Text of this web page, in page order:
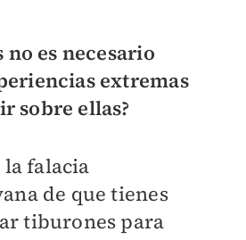
no es necesario
extremas
sobre ellas?
la falacia
de que tienes
tiburones para